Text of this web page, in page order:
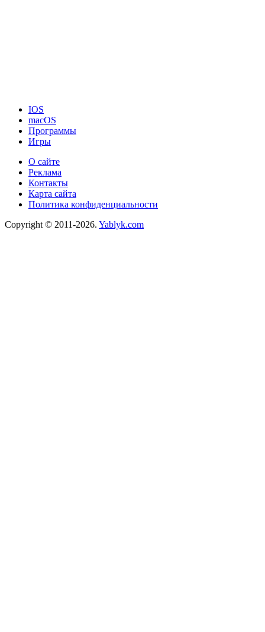
IOS
macOS
Программы
Игры
О сайте
Реклама
Контакты
Карта сайта
Политика конфиденциальности
Copyright © 2011-2026. Yablyk.сom